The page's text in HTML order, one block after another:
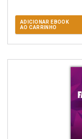
ADICIONAR EBOOK
AO CARRINHO